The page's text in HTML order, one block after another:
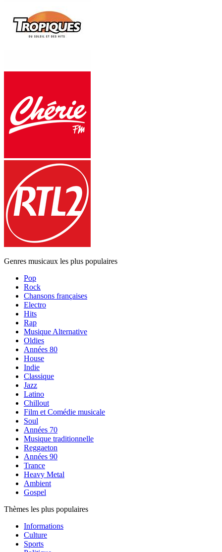
Genres musicaux les plus populaires
Pop
Rock
Chansons françaises
Electro
Hits
Rap
Musique Alternative
Oldies
Années 80
House
Indie
Classique
Jazz
Latino
Chillout
Film et Comédie musicale
Soul
Années 70
Musique traditionnelle
Reggaeton
Années 90
Trance
Heavy Metal
Ambient
Gospel
Thèmes les plus populaires
Informations
Culture
Sports